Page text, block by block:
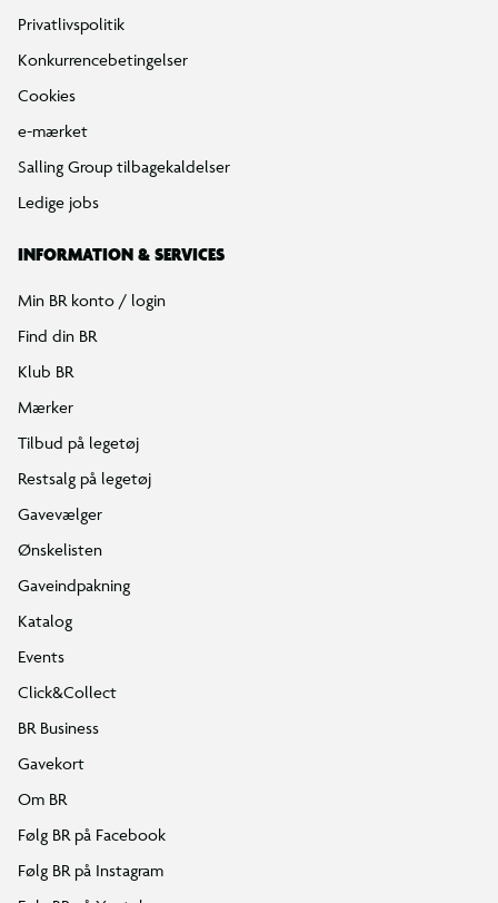
Privatlivspolitik
Konkurrencebetingelser
Cookies
e-mærket
Salling Group tilbagekaldelser
Ledige jobs
INFORMATION & SERVICES
Min BR konto / login
Find din BR
Klub BR
Mærker
Tilbud på legetøj
Restsalg på legetøj
Gavevælger
Ønskelisten
Gaveindpakning
Katalog
Events
Click&Collect
BR Business
Gavekort
Om BR
Følg BR på Facebook
Følg BR på Instagram